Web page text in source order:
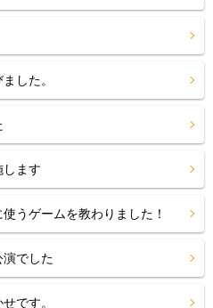
した。
ます
うゲームを教わりました！
でした
です。